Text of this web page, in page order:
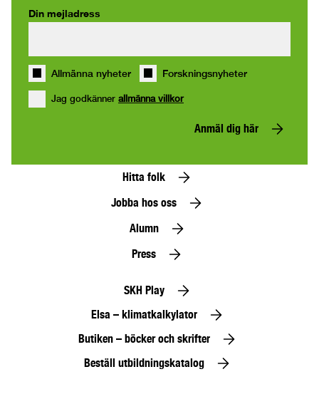
Din mejladress
Allmänna nyheter Forskningsnyheter
Jag godkänner allmänna villkor
Anmäl dig här
Hitta folk
Jobba hos oss
Alumn
Press
SKH Play
Elsa – klimatkalkylator
Butiken – böcker och skrifter
Beställ utbildningskatalog